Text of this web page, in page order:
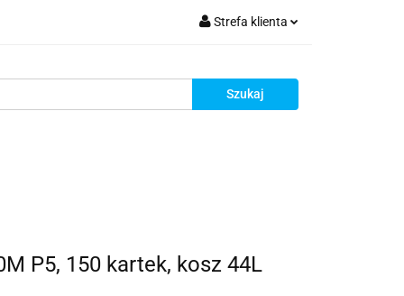
Strefa klienta
Zarejestruj się
P5, 150 kartek, kosz 44L